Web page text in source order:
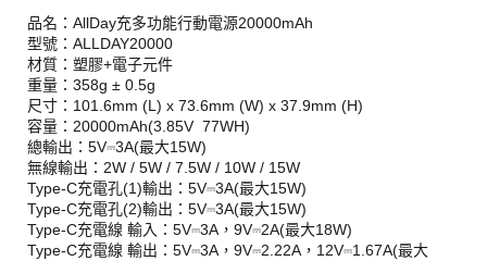
品名：AllDay充多功能行動電源20000mAh
型號：ALLDAY20000
材質：塑膠+電子元件
重量：358g ± 0.5g
尺⼨：101.6mm (L) x 73.6mm (W) x 37.9mm (H)
容量：20000mAh(3.85V 77WH)
總輸出：5V⎓3A(最大15W)
無線輸出：2W / 5W / 7.5W / 10W / 15W
Type-C充電孔(1)輸出：5V⎓3A(最大15W)
Type-C充電孔(2)輸出：5V⎓3A(最大15W)
Type-C充電線 輸入：5V⎓3A，9V⎓2A(最大18W)
Type-C充電線 輸出：5V⎓3A，9V⎓2.22A，12V⎓1.67A(最大